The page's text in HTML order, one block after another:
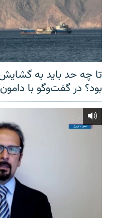
تا چه حد باید به
بود؟ در گفت‌وگو با دامون